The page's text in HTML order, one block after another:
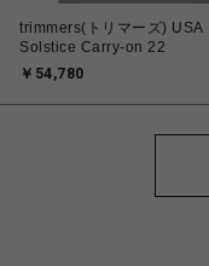
trimmers(トリマーズ) USA
Solstice Carry-on 22
￥54,780